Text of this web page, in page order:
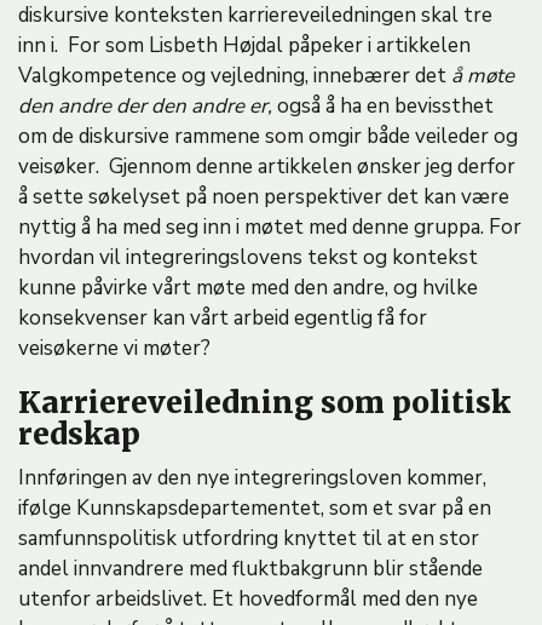
diskursive konteksten karriereveiledningen skal tre
inn i. For som Lisbeth Højdal påpeker i artikkelen
Valgkompetence og vejledning, innebærer det å møte
den andre der den andre er,også å ha en bevissthet
om de diskursive rammene som omgir både veileder og
veisøker. Gjennom denne artikkelen ønsker jeg derfor
å sette søkelyset på noen perspektiver det kan være
nyttig å ha med seg inn i møtet med denne gruppa. For
hvordan vil integreringslovens tekst og kontekst
kunne påvirke vårt møte med den andre, og hvilke
konsekvenser kan vårt arbeid egentlig få for
veisøkerne vi møter?
Karriereveiledning som politisk
redskap
Innføringen av den nye integreringsloven kommer,
ifølge Kunnskapsdepartementet, som et svar på en
samfunnspolitisk utfordring knyttet til at en stor
andel innvandrere med fluktbakgrunn blir stående
utenfor arbeidslivet. Et hovedformål med den nye